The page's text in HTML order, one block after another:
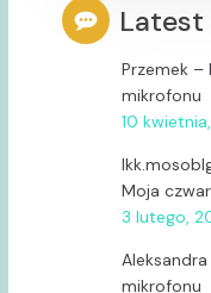
Przemek –
mikrofonu
10
Moja
3 lutego,
Aleksandra
mikrofonu